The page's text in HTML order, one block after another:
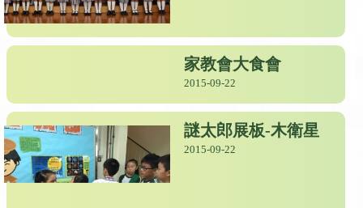
家教會大食會
2015-09-22
謎太郎展板-木衛星
2015-09-22